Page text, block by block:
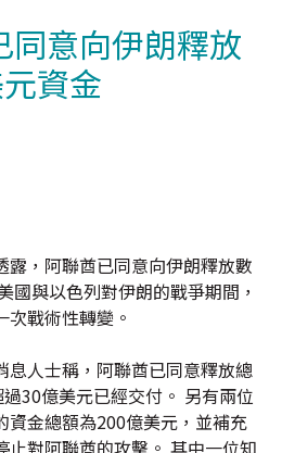
同意向伊朗釋放
資金
露，阿聯酋已同意向伊朗釋放數
國與以色列對伊朗的戰爭期間，
戰術性轉變。
息人士稱，阿聯酋已同意釋放總
30億美元已經交付。 另有兩位
資金總額為200億美元，並補充
止對阿聯酋的攻擊。 其中一位知